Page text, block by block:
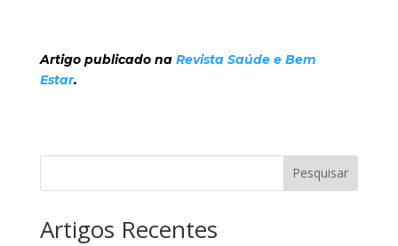
Artigo publicado na Revista Saúde e Bem
Estar.
Pesquisar
Artigos Recentes